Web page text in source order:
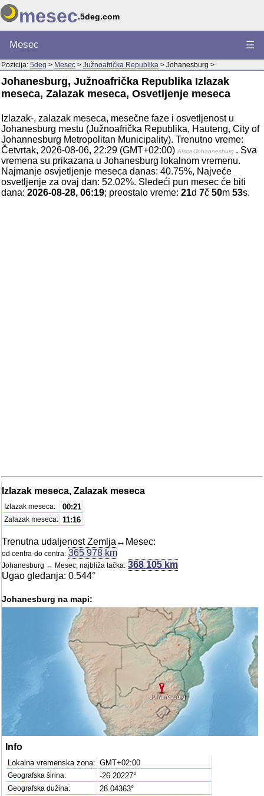
mesec.5deg.com
Mesec ☰
Pozicija: 5deg > Mesec > Južnoafrička Republika > Johanesburg >
Johanesburg, Južnoafrička Republika Izlazak
meseca, Zalazak meseca, Osvetljenje meseca
Izlazak-, zalazak meseca, mesečne faze i osvetljenost u
Johanesburg mestu (Južnoafrička Republika, Hauteng, City of
Johannesburg Metropolitan Municipality). Trenutno vreme:
Četvrtak, 2026-08-06, 22:29 (GMT+02:00) Africa/Johannesburg . Sva
vremena su prikazana u Johanesburg lokalnom vremenu.
Najmanje osvjetljenje meseca danas: 40.75%, Najveće
osvetljenje za ovaj dan: 52.02%. Sledeći pun mesec će biti
dana: 2026-08-28, 06:19; preostalo vreme: 21d 7č 50m 53s.
Izlazak meseca, Zalazak meseca
Izlazak meseca: 00:21
Zalazak meseca: 11:16
Trenutna udaljenost Zemlja↔Mesec:
od centra-do centra: 365 978 km
Johanesburg ↔ Mesec, najbliža tačka: 368 105 km
Ugao gledanja: 0.544°
Johanesburg na mapi:
Johanesburg
Info
Lokalna vremenska zona: GMT+02:00
Geografska širina: -26.20227°
Geografska dužina: 28.04363°